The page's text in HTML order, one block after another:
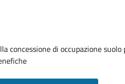
concessione di occupazione